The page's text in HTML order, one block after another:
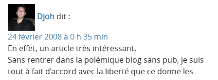
Djoh dit :
24 février 2008 à 0 h 35 min
En effet, un article très intéressant.
Sans rentrer dans la polémique blog sans pub, je suis
tout à fait d’accord avec la liberté que ce donne les